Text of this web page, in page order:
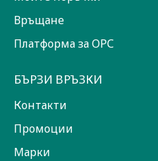
Връщане
Платформа за ОРС
БЪРЗИ ВРЪЗКИ
Контакти
Промоции
Марки